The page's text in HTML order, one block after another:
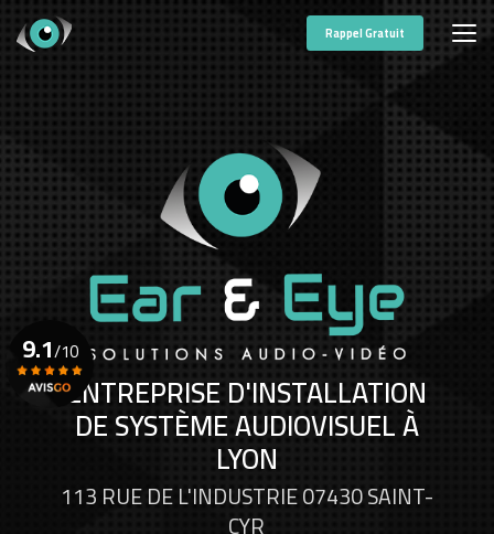
contenu
Rappel Gratuit
ENTREPRISE D'INSTALLATION
DE SYSTÈME AUDIOVISUEL À
LYON
113 RUE DE L'INDUSTRIE 07430 SAINT-
CYR
9.1/10
Voir le certificat